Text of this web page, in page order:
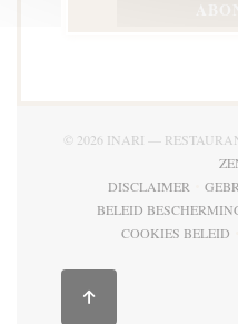
© 2026 INARI —
DISCLAIMER
((OPENT IN
BELEID
COOKIES BELEID